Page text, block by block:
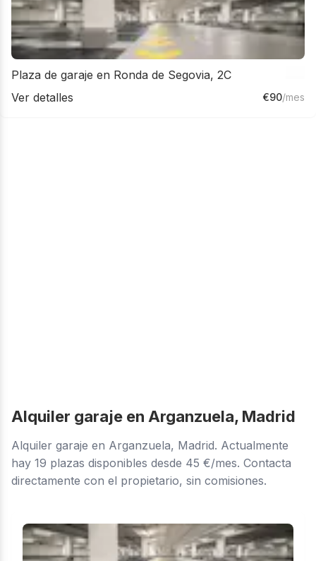
Plaza de garaje en Ronda de Segovia, 2C
Ver detalles
€90/mes
Alquiler garaje en Arganzuela, Madrid
Alquiler garaje en Arganzuela, Madrid. Actualmente
hay 19 plazas disponibles desde 45 €/mes. Contacta
directamente con el propietario, sin comisiones.